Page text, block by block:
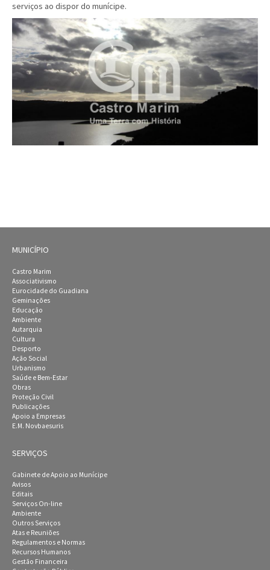
serviços ao dispor do munícipe.
MUNICÍPIO
Castro Marim
Associativismo
Eurocidade do Guadiana
Geminações
Educação
Ambiente
Autarquia
Cultura
Desporto
Ação Social
Urbanismo
Saúde e Bem-Estar
Obras
Proteção Civil
Publicações
Apoio a Empresas
E.M. Novbaesuris
SERVIÇOS
Gabinete de Apoio ao Munícipe
Avisos
Editais
Serviços On-line
Ambiente
Outros Serviços
Atas e Reuniões
Regulamentos e Normas
Recursos Humanos
Gestão Financeira